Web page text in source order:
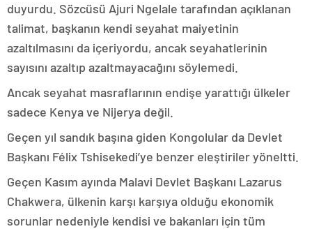
duyurdu. Sözcüsü Ajuri Ngelale tarafından açıklanan
talimat, başkanın kendi seyahat maiyetinin
azaltılmasını da içeriyordu, ancak seyahatlerinin
sayısını azaltıp azaltmayacağını söylemedi.
Ancak seyahat masraflarının endişe yarattığı ülkeler
sadece Kenya ve Nijerya değil.
Geçen yıl sandık başına giden Kongolular da Devlet
Başkanı Félix Tshisekedi’ye benzer eleştiriler yöneltti.
Geçen Kasım ayında Malavi Devlet Başkanı Lazarus
Chakwera, ülkenin karşı karşıya olduğu ekonomik
sorunlar nedeniyle kendisi ve bakanları için tüm